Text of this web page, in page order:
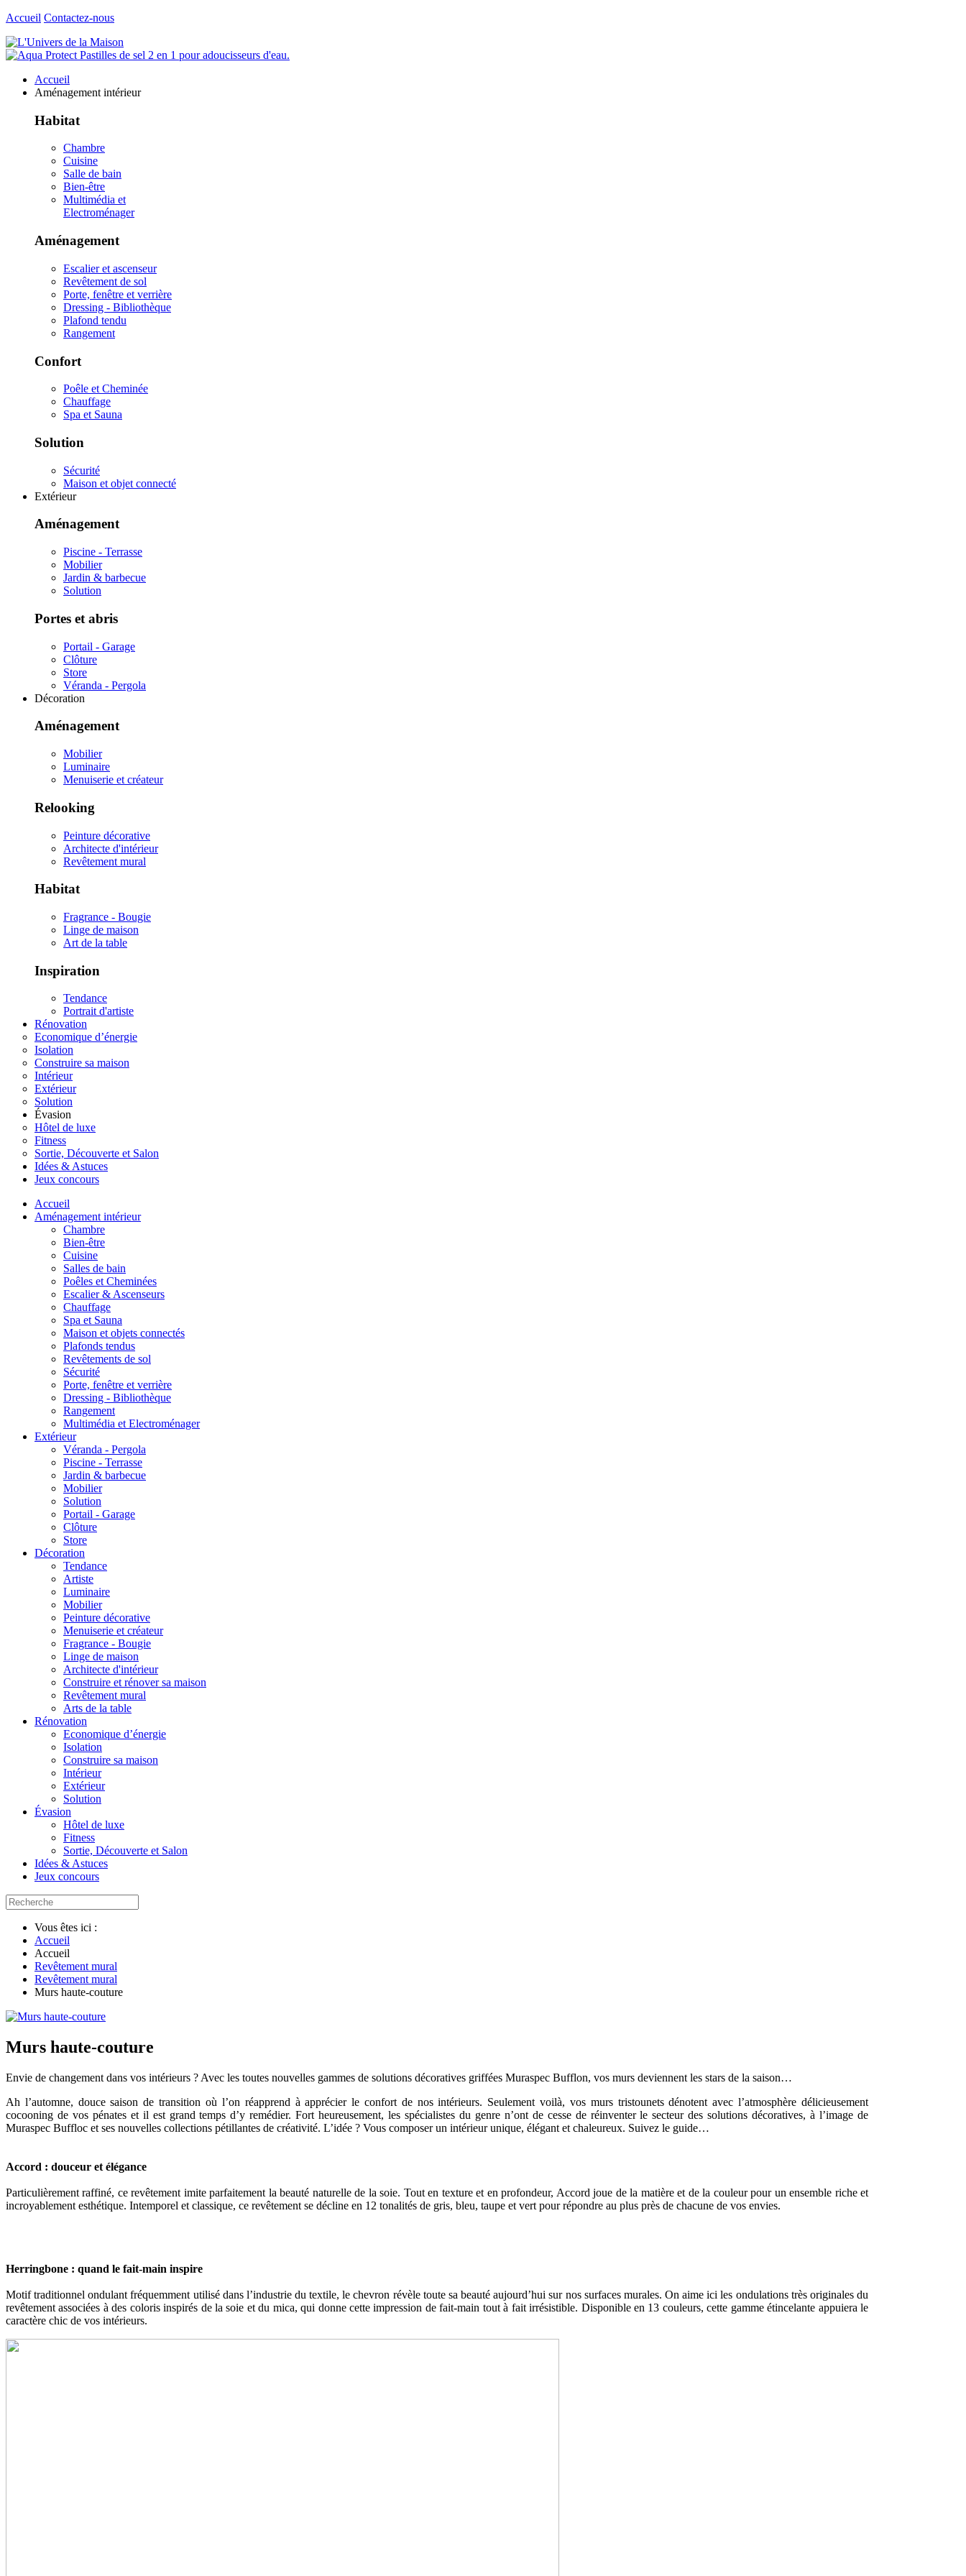
Accueil Contactez-nous
Accueil
Aménagement intérieur
Habitat
Chambre
Cuisine
Salle de bain
Bien-être
Multimédia et
Electroménager
Aménagement
Escalier et ascenseur
Revêtement de sol
Porte, fenêtre et verrière
Dressing - Bibliothèque
Plafond tendu
Rangement
Confort
Poêle et Cheminée
Chauffage
Spa et Sauna
Solution
Sécurité
Maison et objet connecté
Extérieur
Aménagement
Piscine - Terrasse
Mobilier
Jardin & barbecue
Solution
Portes et abris
Portail - Garage
Clôture
Store
Véranda - Pergola
Décoration
Aménagement
Mobilier
Luminaire
Menuiserie et créateur
Relooking
Peinture décorative
Architecte d'intérieur
Revêtement mural
Habitat
Fragrance - Bougie
Linge de maison
Art de la table
Inspiration
Tendance
Portrait d'artiste
Rénovation
Economique d’énergie
Isolation
Construire sa maison
Intérieur
Extérieur
Solution
Évasion
Hôtel de luxe
Fitness
Sortie, Découverte et Salon
Idées & Astuces
Jeux concours
Accueil
Aménagement intérieur
Chambre
Bien-être
Cuisine
Salles de bain
Poêles et Cheminées
Escalier & Ascenseurs
Chauffage
Spa et Sauna
Maison et objets connectés
Plafonds tendus
Revêtements de sol
Sécurité
Porte, fenêtre et verrière
Dressing - Bibliothèque
Rangement
Multimédia et Electroménager
Extérieur
Véranda - Pergola
Piscine - Terrasse
Jardin & barbecue
Mobilier
Solution
Portail - Garage
Clôture
Store
Décoration
Tendance
Artiste
Luminaire
Mobilier
Peinture décorative
Menuiserie et créateur
Fragrance - Bougie
Linge de maison
Architecte d'intérieur
Construire et rénover sa maison
Revêtement mural
Arts de la table
Rénovation
Economique d’énergie
Isolation
Construire sa maison
Intérieur
Extérieur
Solution
Évasion
Hôtel de luxe
Fitness
Sortie, Découverte et Salon
Idées & Astuces
Jeux concours
Vous êtes ici :
Accueil
Accueil
Revêtement mural
Revêtement mural
Murs haute-couture
Murs haute-couture
Envie de changement dans vos intérieurs ? Avec les toutes nouvelles gammes de solutions décoratives griffées Muraspec Bufflon, vos murs deviennent les stars de la saison…
Ah l’automne, douce saison de transition où l’on réapprend à apprécier le confort de nos intérieurs. Seulement voilà, vos murs tristounets dénotent avec l’atmosphère délicieusement
cocooning de vos pénates et il est grand temps d’y remédier. Fort heureusement, les spécialistes du genre n’ont de cesse de réinventer le secteur des solutions décoratives, à l’image de
Muraspec Buffloc et ses nouvelles collections pétillantes de créativité. L’idée ? Vous composer un intérieur unique, élégant et chaleureux. Suivez le guide…
Accord : douceur et élégance
Particulièrement raffiné, ce revêtement imite parfaitement la beauté naturelle de la soie. Tout en texture et en profondeur, Accord joue de la matière et de la couleur pour un ensemble riche et
incroyablement esthétique. Intemporel et classique, ce revêtement se décline en 12 tonalités de gris, bleu, taupe et vert pour répondre au plus près de chacune de vos envies.
Herringbone : quand le fait-main inspire
Motif traditionnel ondulant fréquemment utilisé dans l’industrie du textile, le chevron révèle toute sa beauté aujourd’hui sur nos surfaces murales. On aime ici les ondulations très originales du
revêtement associées à des coloris inspirés de la soie et du mica, qui donne cette impression de fait-main tout à fait irrésistible. Disponible en 13 couleurs, cette gamme étincelante appuiera le
caractère chic de vos intérieurs.